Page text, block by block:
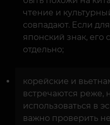
чтение и
совпадают. Если
японский знак, его
отдельно;
корейские и
встречаются реже,
использоваться в
важно проверить